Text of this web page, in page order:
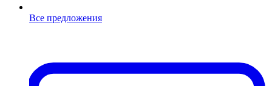
Все предложения